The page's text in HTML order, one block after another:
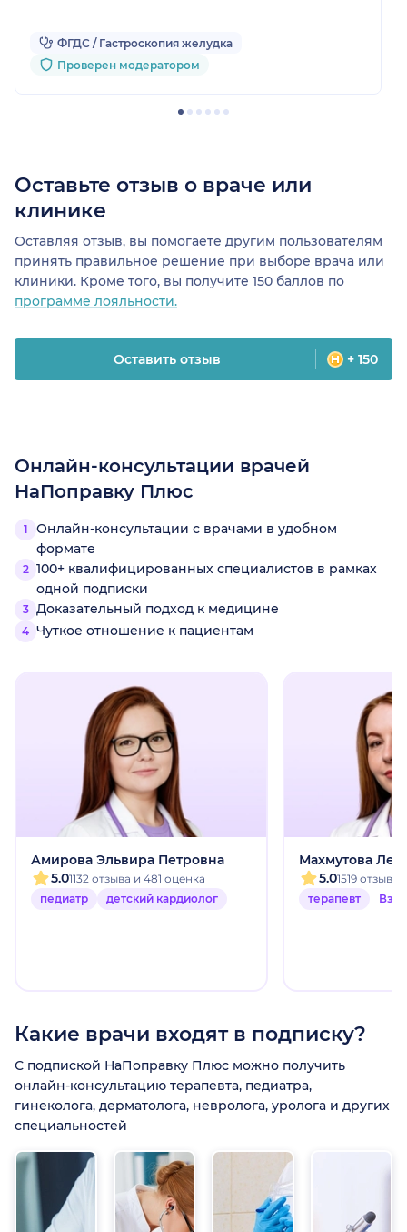
ФГДС / Гастроскопия желудка
Проверен модератором
Оставьте отзыв о враче или
клинике
Оставляя отзыв, вы помогаете другим пользователям
принять правильное решение при выборе врача или
клиники. Кроме того, вы получите 150 баллов по
программе лояльности.
Оставить отзыв + 150
Онлайн-консультации врачей
НаПоправку Плюс
Онлайн-консультации с врачами в удобном
формате
100+ квалифицированных специалистов в рамках
одной подписки
Доказательный подход к медицине
Чуткое отношение к пациентам
Амирова Эльвира Петровна
5.01132 отзыва и 481 оценка
педиатр
детский кардиолог
Махмутова
5.01519
терапевт
Какие врачи входят в подписку?
С подпиской НаПоправку Плюс можно получить
онлайн-консультацию терапевта, педиатра,
гинеколога, дерматолога, невролога, уролога и других
специальностей